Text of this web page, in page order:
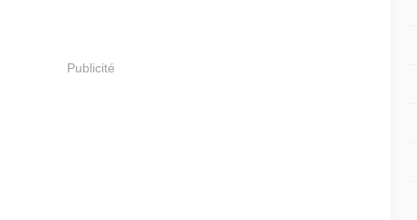
Publicité